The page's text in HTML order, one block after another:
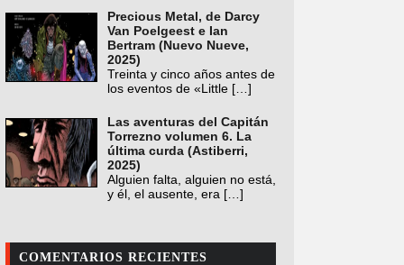
Precious Metal, de Darcy
Van Poelgeest e Ian
Bertram (Nuevo Nueve,
2025)
Treinta y cinco años antes de
los eventos de «Little […]
Las aventuras del Capitán
Torrezno volumen 6. La
última curda (Astiberri,
2025)
Alguien falta, alguien no está,
y él, el ausente, era […]
COMENTARIOS RECIENTES